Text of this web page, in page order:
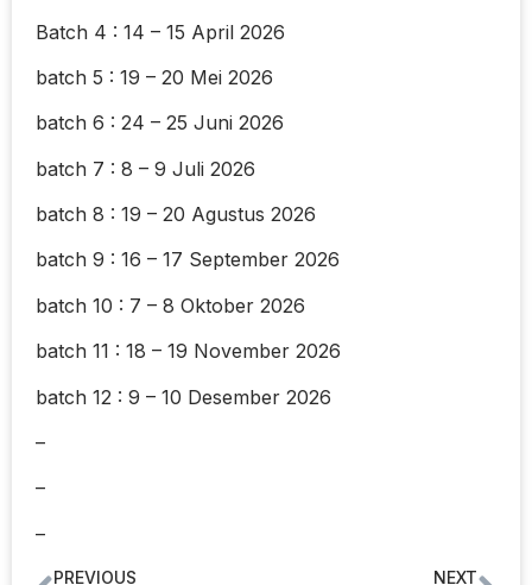
Batch 4 : 14 – 15 April 2026
batch 5 : 19 – 20 Mei 2026
batch 6 : 24 – 25 Juni 2026
batch 7 : 8 – 9 Juli 2026
batch 8 : 19 – 20 Agustus 2026
batch 9 : 16 – 17 September 2026
batch 10 : 7 – 8 Oktober 2026
batch 11 : 18 – 19 November 2026
batch 12 : 9 – 10 Desember 2026
–
–
–
PREVIOUS NEXT